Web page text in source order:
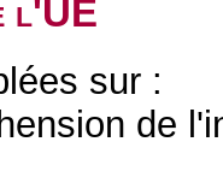
l'UE
sur :
de